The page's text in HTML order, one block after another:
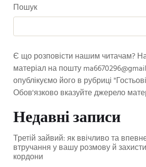
Пошук
Є що розповісти нашим читачам?
матеріал на пошту
опублікуємо його в рубриці
Обов'язково вказуйте джерело
Недавні записи
Третій зайвий: як ввічливо та
втручання у вашу розмову й
кордони